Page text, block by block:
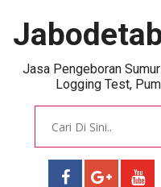
Jasa Pengeboran
Logging Test,